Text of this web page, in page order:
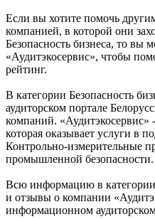
Если вы хотите помочь
компанией, в которой они
Безопасность бизнеса, то вы
«Аудитэкосервис», чтобы
рейтинг.
В категории Безопасность
аудиторском портале
компаний. «Аудитэкосервис»
которая оказывает услуги в
Контрольно-измерительные
промышленной безопасности.
Всю информацию в категории
и отзывы о компании
информационном